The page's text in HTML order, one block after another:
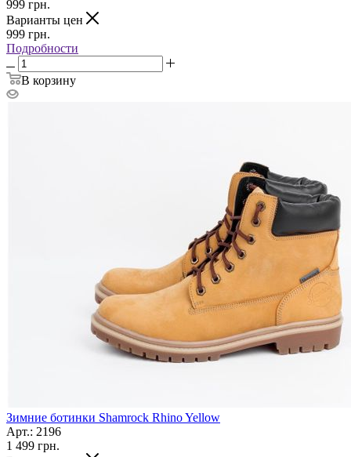
999 грн.
Варианты цен
999 грн.
Подробности
В корзину
Зимние ботинки Shamrock Rhino Yellow
Арт.: 2196
1 499 грн.